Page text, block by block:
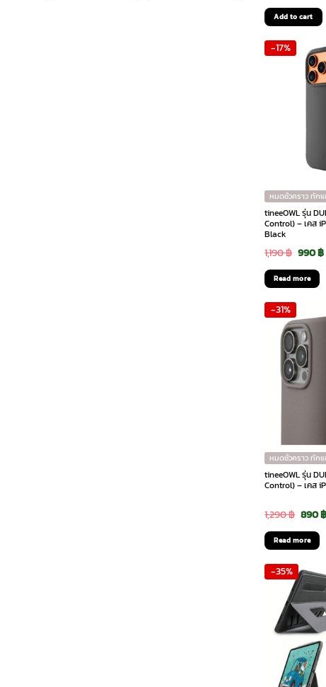
price
was:
Add to cart
-17%
หมดชั่วคราว ทัก
tineeOWL รุ่น
Control) – เคส
Black
1,190฿ Original
price
was:
990฿
Read more
-31%
หมดชั่วคราว ทัก
tineeOWL รุ่น
Control) – เคส
1,290฿
price
was:
1,290
890฿
Read more
-35%